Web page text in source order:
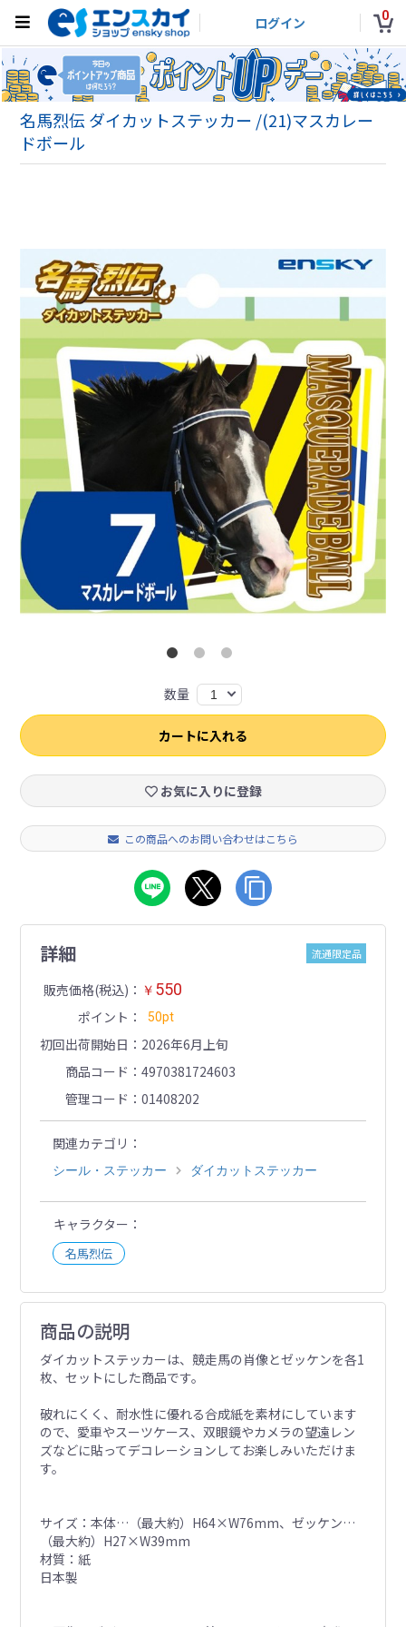
ログイン 0
名馬烈伝 ダイカットステッカー /(21)マスカレー
ドボール
数量 1
カートに入れる
お気に入りに登録
この商品へのお問い合わせはこちら
詳細 流通限定品
販売価格(税込) ￥ 550
ポイント 50pt
初回出荷開始日
2026年6月上旬
商品コード
4970381724603
管理コード
01408202
関連カテゴリ
シール・ステッカー ダイカットステッカー
キャラクター
名馬烈伝
商品の説明
ダイカットステッカーは、競走馬の肖像とゼッケンを各1
枚、セットにした商品です。
破れにくく、耐水性に優れる合成紙を素材にしています
ので、愛車やスーツケース、双眼鏡やカメラの望遠レン
ズなどに貼ってデコレーションしてお楽しみいただけま
す。
サイズ：本体…（最大約）H64×W76mm、ゼッケン…
（最大約）H27×W39mm
材質：紙
日本製